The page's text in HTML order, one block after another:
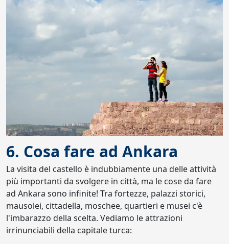
6. Cosa fare ad Ankara
La visita del castello è indubbiamente una delle attività
più importanti da svolgere in città, ma le cose da fare
ad Ankara sono infinite! Tra fortezze, palazzi storici,
mausolei, cittadella, moschee, quartieri e musei c'è
l'imbarazzo della scelta. Vediamo le attrazioni
irrinunciabili della capitale turca: